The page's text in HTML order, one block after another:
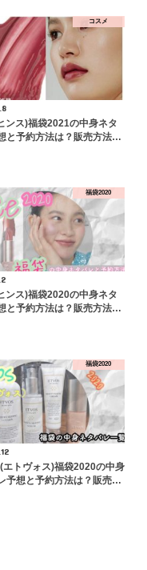
コスメ
ンス)福袋2021の中身ネタ
と予約方法は？販売方法…
福袋2020
ンス)福袋2020の中身ネタ
と予約方法は？販売方法…
福袋2020
エトヴォス)福袋2020の中身
予想と予約方法は？販売…